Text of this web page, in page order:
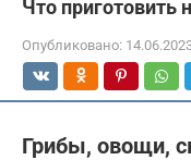
Что приготовить
Опубликовано:
Грибы, овощи,